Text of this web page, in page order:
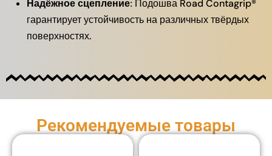
Надёжное сцепление: Подошва Road Contagrip®
гарантирует устойчивость на различных твёрдых
поверхностях.
Рекомендуемые товары